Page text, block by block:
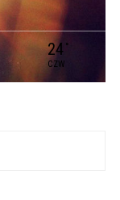
24 °
CZW